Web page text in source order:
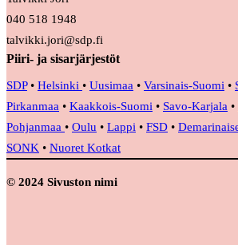
040 518 1948
talvikki.jori@sdp.fi
Piiri- ja sisarjärjestöt
SDP• Helsinki • Uusimaa • Varsinais-Suomi •
Pirkanmaa • Kaakkois-Suomi • Savo-Karjala •
Pohjanmaa • Oulu • Lappi • FSD •
SONK • Nuoret Kotkat
© 2024 Sivuston nimi